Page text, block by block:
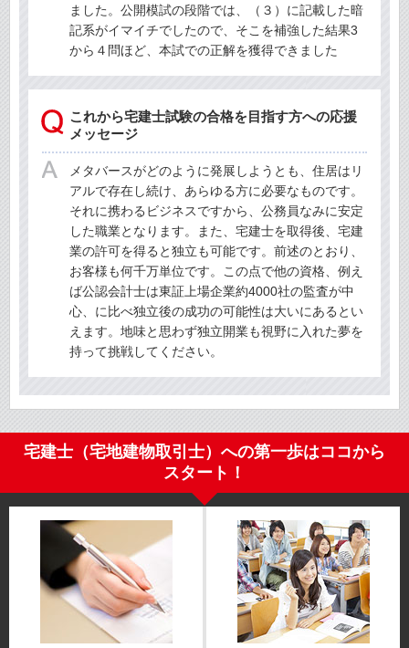
ました。公開模試の段階では、（３）に記載した暗
記系がイマイチでしたので、そこを補強した結果3
から４問ほど、本試での正解を獲得できました
これから宅建士試験の合格を目指す方への応援
メッセージ
メタバースがどのように発展しようとも、住居はリ
アルで存在し続け、あらゆる方に必要なものです。
それに携わるビジネスですから、公務員なみに安定
した職業となります。また、宅建士を取得後、宅建
業の許可を得ると独立も可能です。前述のとおり、
お客様も何千万単位です。この点で他の資格、例え
ば公認会計士は東証上場企業約4000社の監査が中
心、に比べ独立後の成功の可能性は大いにあるとい
えます。地味と思わず独立開業も視野に入れた夢を
持って挑戦してください。
宅建士（宅地建物取引士）への第一歩はココから
スタート！